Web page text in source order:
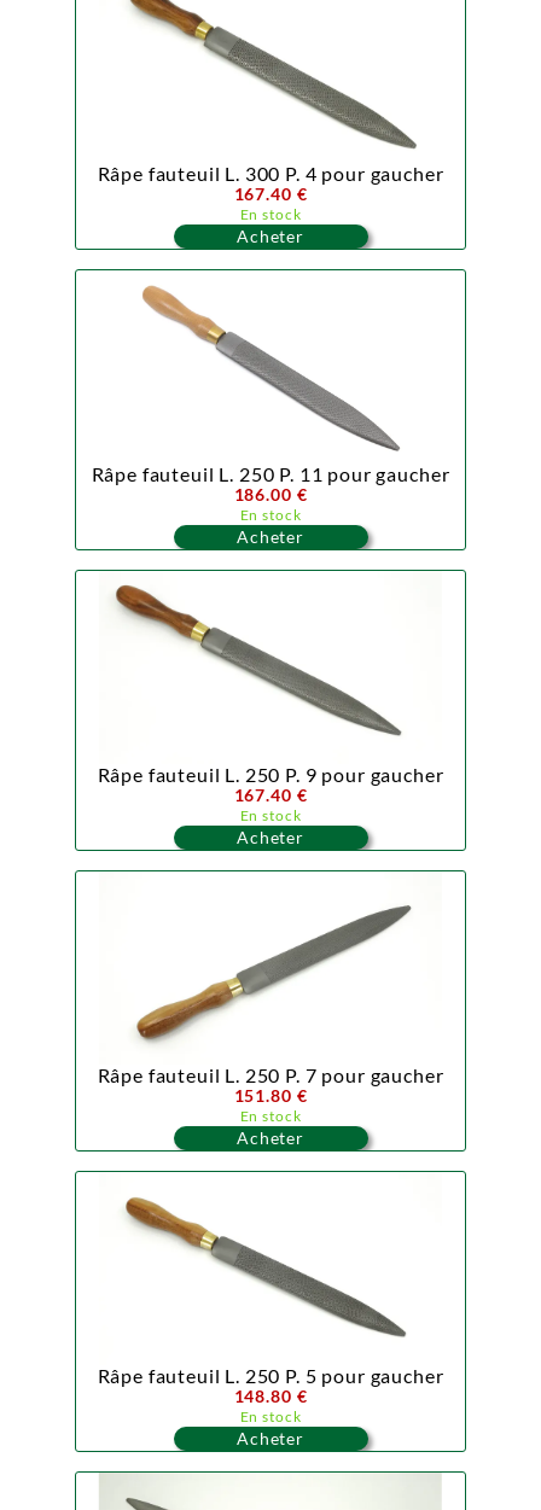
Râpe fauteuil L. 300 P. 4 pour gaucher
167.40 €
En stock
Acheter
Râpe fauteuil L. 250 P. 11 pour gaucher
186.00 €
En stock
Acheter
Râpe fauteuil L. 250 P. 9 pour gaucher
167.40 €
En stock
Acheter
Râpe fauteuil L. 250 P. 7 pour gaucher
151.80 €
En stock
Acheter
Râpe fauteuil L. 250 P. 5 pour gaucher
148.80 €
En stock
Acheter